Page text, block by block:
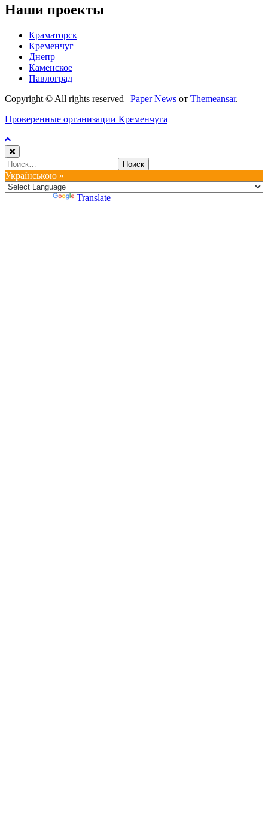
Наши проекты
Краматорск
Кременчуг
Днепр
Каменское
Павлоград
Copyright © All rights reserved | Paper News от Themeansar.
Проверенные организации Кременчуга
Найти:
Українською »
Translate